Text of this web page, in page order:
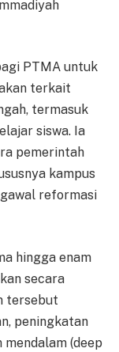
PTMA untuk
terkait
termasuk
siswa. Ia
pemerintah
kampus
reformasi
hingga enam
secara
tersebut
peningkatan
(deep